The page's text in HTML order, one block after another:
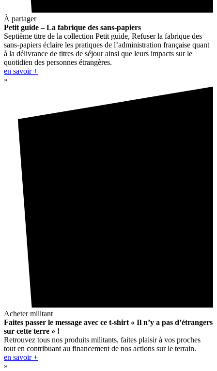
À partager
Petit guide – La fabrique des sans-papiers
Septième titre de la collection Petit guide, Refuser la fabrique des
sans-papiers éclaire les pratiques de l’administration française quant
à la délivrance de titres de séjour ainsi que leurs impacts sur le
quotidien des personnes étrangères.
en savoir +
»
Acheter militant
Faites passer le message avec ce t-shirt « Il n’y a pas d’étrangers
sur cette terre » !
Retrouvez tous nos produits militants, faites plaisir à vos proches
tout en contribuant au financement de nos actions sur le terrain.
en savoir +
»